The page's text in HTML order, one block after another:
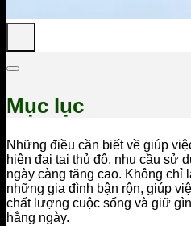
Mục lục
Những điều cần biết về giúp
hiện đại tại thủ đô, nhu cầu sử
ngày càng tăng cao. Không chỉ
những gia đình bận rộn, giúp
chất lượng cuộc sống và giữ
hằng ngày.